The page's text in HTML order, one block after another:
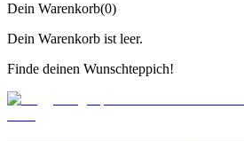
Dein Warenkorb(0)
Dein Warenkorb ist leer.
Finde deinen Wunschteppich!